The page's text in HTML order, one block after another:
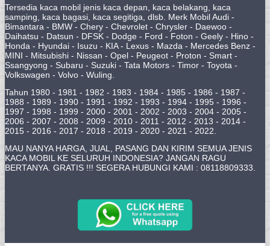
Tersedia kaca mobil jenis kaca depan, kaca belakang, kaca
samping, kaca bagasi, kaca segitiga, dlsb. Merk Mobil Audi -
Bimantara - BMW - Chery - Chevrolet - Chrysler - Daewoo -
Daihatsu - Datsun - DFSK - Dodge - Ford - Foton - Geely - Hino -
Honda - Hyundai - Isuzu - KIA - Lexus - Mazda - Mercedes Benz -
MINI - Mitsubishi - Nissan - Opel - Peugeot - Proton - Smart -
Ssangyong - Subaru - Suzuki - Tata Motors - Timor - Toyota -
Volkswagen - Volvo - Wuling.
Tahun 1980 - 1981 - 1982 - 1983 - 1984 - 1985 - 1986 - 1987 -
1988 - 1989 - 1990 - 1991 - 1992 - 1993 - 1994 - 1995 - 1996 -
1997 - 1998 - 1999 - 2000 - 2001 - 2002 - 2003 - 2004 - 2005 -
2006 - 2007 - 2008 - 2009 - 2010 - 2011 - 2012 - 2013 - 2014 -
2015 - 2016 - 2017 - 2018 - 2019 - 2020 - 2021 - 2022.
MAU NANYA HARGA, JUAL, PASANG DAN KIRIM SEMUA JENIS
KACA MOBIL KE SELURUH INDONESIA? JANGAN RAGU
BERTANYA. GRATIS !!! SEGERA HUBUNGI KAMI : 08118809333.